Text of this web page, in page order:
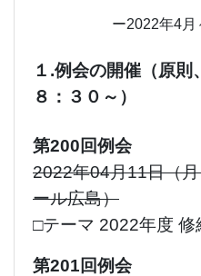
ー2022年4月
１.例会の開催（原則
８：３０～）
第200回例会
2022年04月11日（
ール広島）
□テーマ 2022年度 修
第201回例会